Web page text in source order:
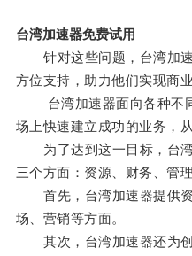
台湾加速器免费试用
针对这些问题，台湾加速
方位支持，助力他们实现商业
台湾加速器面向各种不同
场上快速建立成功的业务，
为了达到这一目标，台湾
三个方面：资源、财务、管理
首先，台湾加速器提供资
场、营销等方面。
其次，台湾加速器还为创